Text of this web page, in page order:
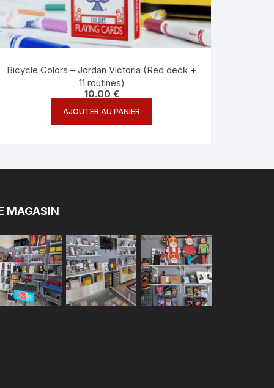
Bicycle Colors – Jordan Victoria (Red deck +
11 routines)
10.00 €
AJOUTER AU PANIER
MAGASIN